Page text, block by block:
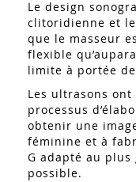
Le design
clitoridienne et
que le masseur
flexible
limite à portée
Les ultrasons
processus
obtenir une
féminine et à
G adapté au plus
possible.